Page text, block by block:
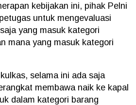
kebijakan ini, pihak Pelni
untuk mengevaluasi
yang masuk kategori
mana yang masuk kategori
selama ini ada saja
membawa naik ke kapal
dalam kategori barang